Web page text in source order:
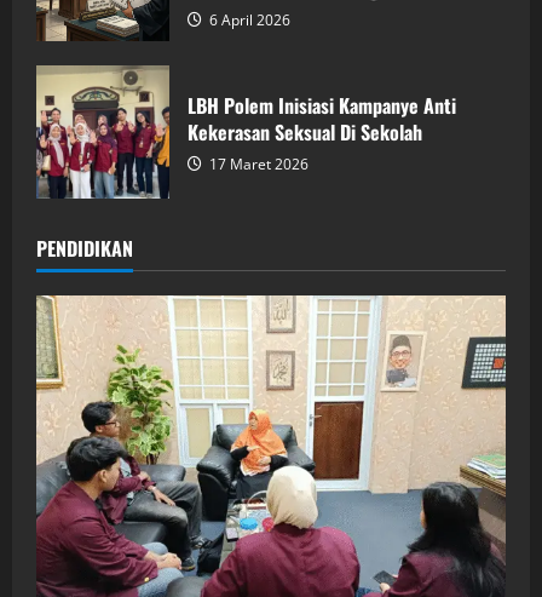
6 April 2026
LBH Polem Inisiasi Kampanye Anti
Kekerasan Seksual Di Sekolah
17 Maret 2026
PENDIDIKAN